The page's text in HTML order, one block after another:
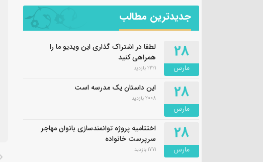
جدیدترین مطالب
28
مارس
لطفا در اشتراک گذاری این ویدیو ما را
همراهی کنید
2221 بازدید
28
مارس
این داستان یک مدرسه است
2008 بازدید
28
مارس
اختتامیه پروژه توانمندسازی بانوان مهاجر
سرپرست خانواده
1771 بازدید